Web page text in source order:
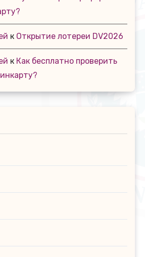
к Открытие лотереи DV2026
к Как бесплатно проверить